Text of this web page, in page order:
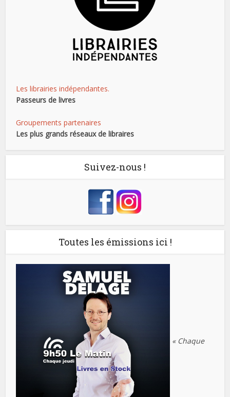
Les librairies indépendantes.
Passeurs de livres
Groupements partenaires
Les plus grands réseaux de libraires
Suivez-nous !
Toutes les émissions ici !
« Chaque